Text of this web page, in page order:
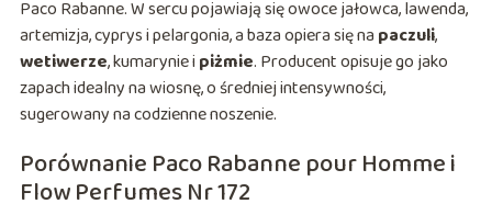
Paco Rabanne. W sercu pojawiają się owoce jałowca, lawenda,
artemizja, cyprys i pelargonia, a baza opiera się na paczuli,
wetiwerze, kumarynie i piżmie. Producent opisuje go jako
zapach idealny na wiosnę, o średniej intensywności,
sugerowany na codzienne noszenie.
Porównanie Paco Rabanne pour Homme i
Flow Perfumes Nr 172